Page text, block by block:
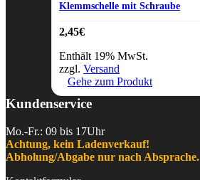
Klemmschelle mit Schraube
2,45€
Enthält 19% MwSt.
zzgl. Versand
Gehe zum Produkt
Kundenservice
Mo.-Fr.: 09 bis 17Uhr
Achtung, kein Ladenverkauf!
Abholung/Abgabe nur nach Absprache.